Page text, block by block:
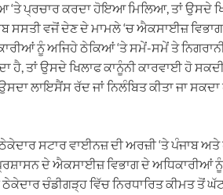
‘ਤੇ ਪ੍ਰਚਾਰ ਕਰਦਾ ਹੋਇਆ ਮਿਲਿਆ, ਤਾਂ ਉਸਦੇ
ਸਸਤੀ ਵਜੋਂ ਦੇਣ ਦੇ ਮਾਮਲੇ ‘ਚ ਐਕਸਾਈਜ਼
ਨੂੰ ਅਜਿਹੇ ਠੇਕਿਆਂ ‘ਤੇ ਸਮੇਂ-ਸਮੇਂ ਤੇ
ਤਾਂ ਉਸਦੇ ਖਿਲਾਫ ਕਾਨੂੰਨੀ ਕਾਰਵਾਈ ਹੋ
ਲਾਇਸੈਂਸ ਰੱਦ ਜਾਂ ਨਿਲੰਬਿਤ ਕੀਤਾ ਜਾ
ਸਟਾਰ ਵਾਈਨਜ਼ ਦੀ ਅਰਜ਼ੀ ‘ਤੇ ਪੰਜਾਬ
ਦੇ ਐਕਸਾਈਜ਼ ਵਿਭਾਗ ਦੇ ਅਧਿਕਾਰੀਆਂ ਨੂੰ
ਚੰਡੀਗੜ੍ਹ ਵਿੱਚ ਨਿਰਧਾਰਿਤ ਕੀਮਤ ਤੋਂ